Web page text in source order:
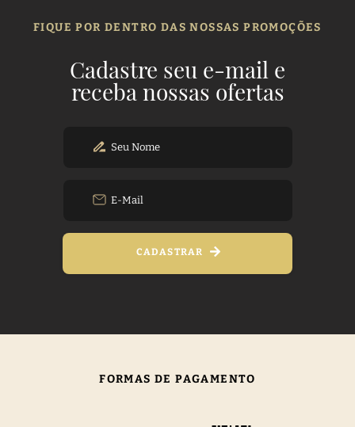
FIQUE POR DENTRO DAS NOSSAS PROMOÇÕES
Cadastre seu e-mail e
receba nossas ofertas
CADASTRAR
FORMAS DE PAGAMENTO